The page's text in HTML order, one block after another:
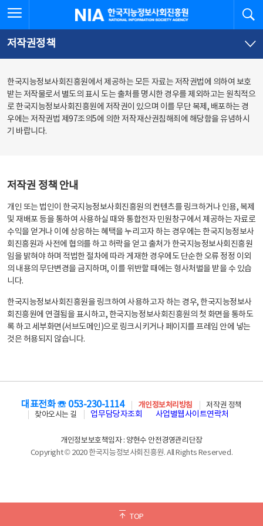
문
로
가
체
뉴
바
가
한국지능정보사회진흥원
저작권정책
한국지능정보사회진흥원에서 제공하는 모든 자료는 저작권법에 의하여 보호
받는 저작물로서 별도의 표시 도는 출처를 명시한 경우를 제외하고는 원칙적으
로 한국지능정보사회진흥원에 저작권이 있으며 이를 무단 복제, 배포하는 경
우에는 저작권법 제97조의5에 의한 저작재산권침해죄에 해당함을 유념하시
기 바랍니다.
저작권 정책 안내
개인 또는 법인이 한국지능정보사회진흥원의 컨텐츠를 링크하거나 인용, 복제
및 재배포 등을 통하여 사용하실 때와 통합전자 민원창구에서 제공하는 자료로
수익을 얻거나 이에 상응하는 혜택을 누리고자 하는 경우에는 한국지능정보사
회진흥원과 사전에 협의를 하고 허락을 얻고 출처가 한국지능정보사회진흥원
임을 밝혀야 하며 적법한 절차에 따라 게재한 경우에도 단순한 오류 정정 이외
의 내용의 무단변경을 금지하며, 이를 위반할 때에는 형사처벌을 받을 수 있습
니다.
한국지능정보사회진흥원을 링크하여 사용하고자 하는 경우, 한국지능정보사
회진흥원에 연결됨을 표시하고, 한국지능정보사회진흥원의 첫 화면을 통하도
록 하고 세부화면(서브도메인)으로 링크시키거나 페이지를 프레임 안에 넣는
것은 허용되지 않습니다.
TOP
대표전화 ☏ 053-230-1114 개인정보처리방침
저작권 정책
찾아오시는 길
업무담당자조회 사업별웹사이트연락처
개인정보보호책임자 : 양현수 안전경영관리단장
Copyright © 2020 한국지능정보사회진흥원. All Rights Reserved.